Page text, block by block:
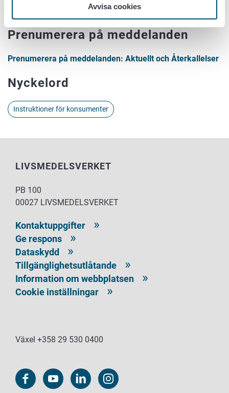
Avvisa cookies
Prenumerera på meddelanden
Prenumerera på meddelanden: Aktuellt och Återkallelser
Nyckelord
Instruktioner för konsumenter
LIVSMEDELSVERKET
PB 100
00027 LIVSMEDELSVERKET
Kontaktuppgifter
Ge respons
Dataskydd
Tillgänglighetsutlåtande
Information om webbplatsen
Cookie inställningar
Växel +358 29 530 0400